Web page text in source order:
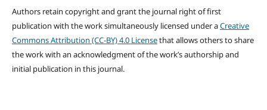
Authors retain copyright and grant the journal right of first
publication with the work simultaneously licensed under aCreative
Commons Attribution (CC-BY) 4.0 Licensethat allows others to share
the work with an acknowledgment of the work’s authorship and
initial publication in this journal.